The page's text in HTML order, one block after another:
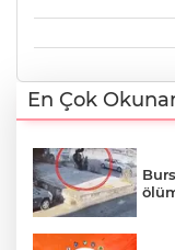
En Çok